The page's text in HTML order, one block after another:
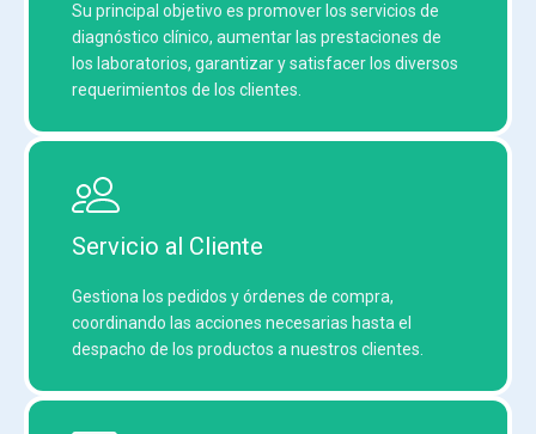
Su principal objetivo es promover los servicios de
diagnóstico clínico, aumentar las prestaciones de
los laboratorios, garantizar y satisfacer los diversos
requerimientos de los clientes.
Servicio al Cliente
Gestiona los pedidos y órdenes de compra,
coordinando las acciones necesarias hasta el
despacho de los productos a nuestros clientes.